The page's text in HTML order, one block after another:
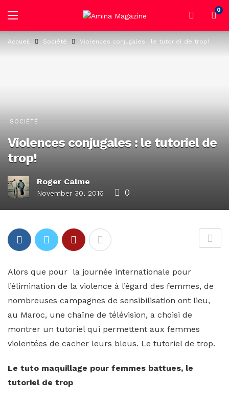
0
Accueil Société Violences conjugales : le tutoriel de trop!
SOCIÉTÉ
Violences conjugales : le tutoriel de
trop!
Roger Calme
November 30, 2016 0
Alors que pour la journée internationale pour
l’élimination de la violence à l’égard des femmes, de
nombreuses campagnes de sensibilisation ont lieu,
au Maroc, une chaîne de télévision, a choisi de
montrer un tutoriel qui permettent aux femmes
violentées de cacher leurs bleus. Le tutoriel de trop.
Le tuto maquillage pour femmes battues, le
tutoriel de trop